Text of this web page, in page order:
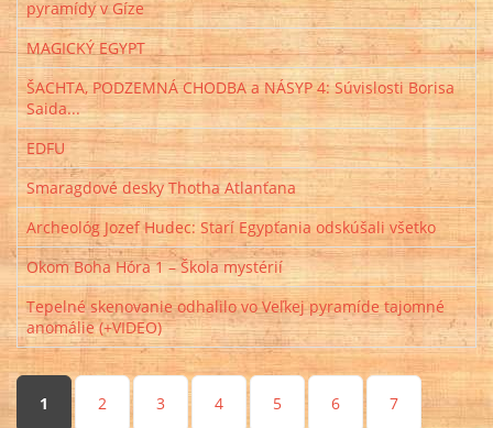
pyramídy v Gíze
MAGICKÝ EGYPT
ŠACHTA, PODZEMNÁ CHODBA a NÁSYP 4: Súvislosti Borisa
Saida...
EDFU
Smaragdové desky Thotha Atlanťana
Archeológ Jozef Hudec: Starí Egypťania odskúšali všetko
Okom Boha Hóra 1 – Škola mystérií
Tepelné skenovanie odhalilo vo Veľkej pyramíde tajomné
anomálie (+VIDEO)
Stránky
1 2 3 4 5 6 7